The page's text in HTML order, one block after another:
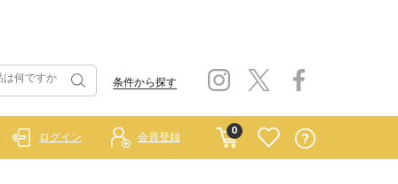
条件から探す
0
ログイン 会員登録